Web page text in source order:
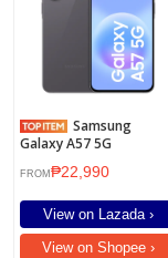
Samsung
Galaxy A57 5G
FROM ₱22,990
View on Lazada ›
View on Shopee ›